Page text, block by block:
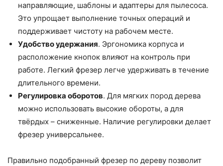
направляющие, шаблоны и адаптеры для пылесоса.
Это упрощает выполнение точных операций и
поддерживает чистоту на рабочем месте.
Удобство удержания. Эргономика корпуса и
расположение кнопок влияют на контроль при
работе. Легкий фрезер легче удерживать в течение
длительного времени.
Регулировка оборотов. Для мягких пород дерева
можно использовать высокие обороты, а для
твёрдых – сниженные. Наличие регулировки делает
фрезер универсальнее.
Правильно подобранный фрезер по дереву позволит